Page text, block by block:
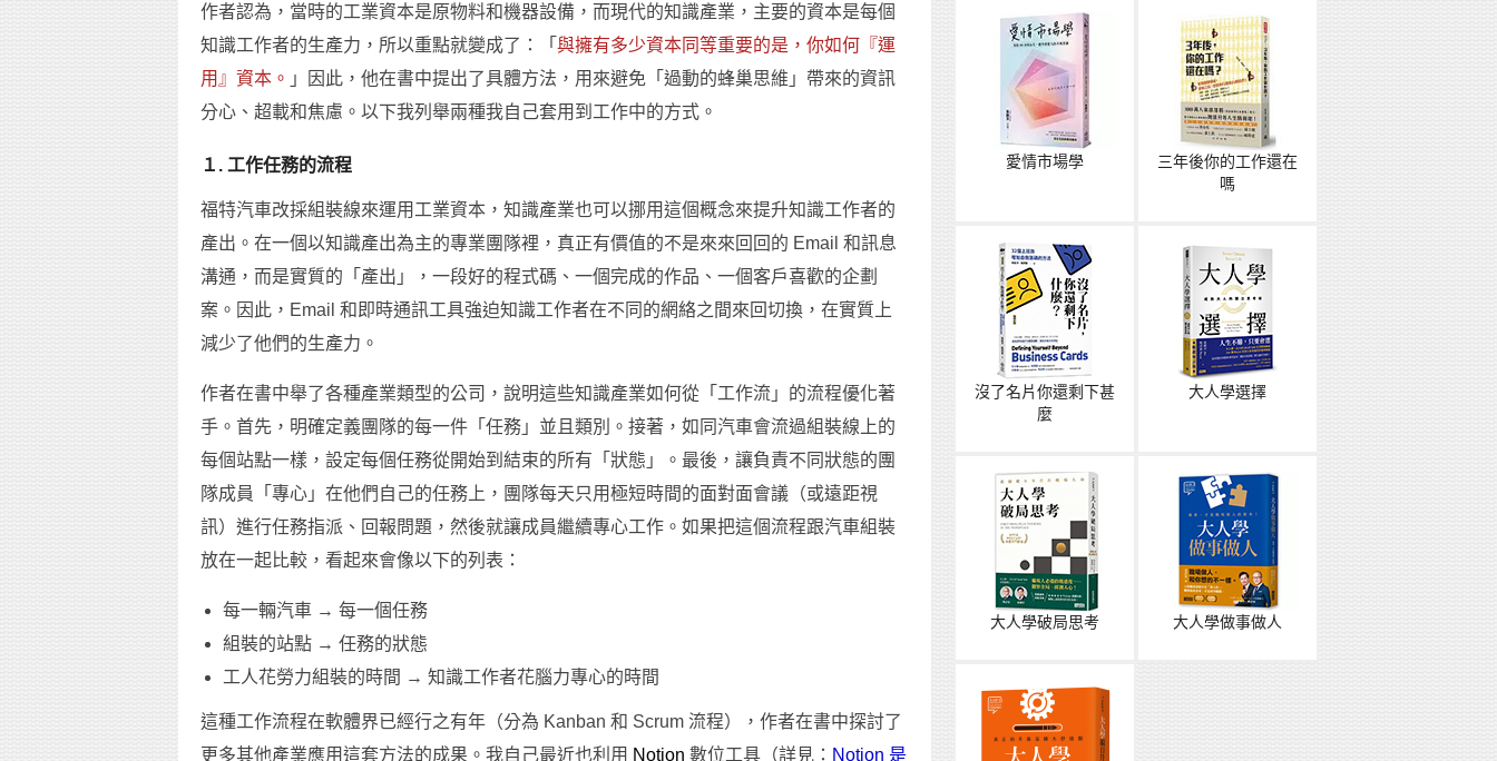
作者認為，當時的工業資本是原物料和機器設備，而現代的知識產業，主要的資本是每個
知識工作者的生產力，所以重點就變成了：「 與擁有多少資本同等重要的是，你如何『運
用』資本。 」因此，他在書中提出了具體方法，用來避免「過動的蜂巢思維」帶來的資訊
分心、超載和焦慮。以下我列舉兩種我自己套用到工作中的方式。
１. 工作任務的流程
福特汽車改採組裝線來運用工業資本，知識產業也可以挪用這個概念來提升知識工作者的
產出。在一個以知識產出為主的專業團隊裡，真正有價值的不是來來回回的 Email 和訊息
溝通，而是實質的「產出」，一段好的程式碼、一個完成的作品、一個客戶喜歡的企劃
案。因此，Email 和即時通訊工具強迫知識工作者在不同的網絡之間來回切換，在實質上
減少了他們的生產力。
作者在書中舉了各種產業類型的公司，說明這些知識產業如何從「工作流」的流程優化著
手。首先，明確定義團隊的每一件「任務」並且類別。接著，如同汽車會流過組裝線上的
每個站點一樣，設定每個任務從開始到結束的所有「狀態」。最後，讓負責不同狀態的團
隊成員「專心」在他們自己的任務上，團隊每天只用極短時間的面對面會議（或遠距視
訊）進行任務指派、回報問題，然後就讓成員繼續專心工作。如果把這個流程跟汽車組裝
放在一起比較，看起來會像以下的列表：
每一輛汽車 → 每一個任務
組裝的站點 → 任務的狀態
工人花勞力組裝的時間 → 知識工作者花腦力專心的時間
這種工作流程在軟體界已經行之有年（分為 Kanban 和 Scrum 流程），作者在書中探討了
更多其他產業應用這套方法的成果。我自己最近也利用 Notion 數位工具（詳見： Notion 是
愛情市場學
三年後你的工作還在
嗎
沒了名片你還剩下甚
麼
大人學選擇
大人學破局思考 大人學做事做人